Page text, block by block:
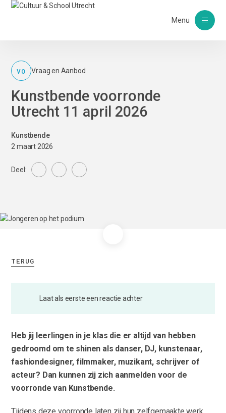
Menu
VO Vraag en Aanbod
Kunstbende voorronde
Utrecht 11 april 2026
Kunstbende
2 maart 2026
Deel:
TERUG
Laat als eerste een reactie achter
Heb jij leerlingen in je klas die er altijd van hebben
gedroomd om te shinen als danser, DJ, kunstenaar,
fashiondesigner, filmmaker, muzikant, schrijver of
acteur? Dan kunnen zij zich aanmelden voor de
voorronde van Kunstbende.